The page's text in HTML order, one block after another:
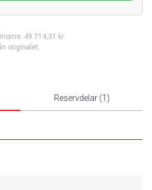
49 714,31 kr
originalet.
Reservdelar(1 )